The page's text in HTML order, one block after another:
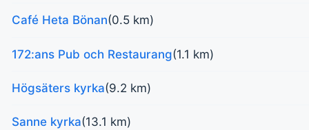
Café Heta Bönan(0.5 km)
172:ans Pub och Restaurang(1.1 km)
Högsäters kyrka(9.2 km)
Sanne kyrka(13.1 km)